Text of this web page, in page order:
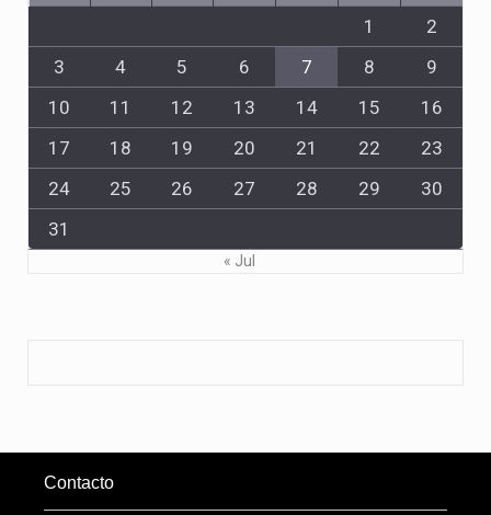
1
2
3
4 5 6 7 8
9
10
11 12 13 14 15
16
17
18 19 20 21 22
23
24
25 26 27 28 29
30
31
« Jul
Contacto